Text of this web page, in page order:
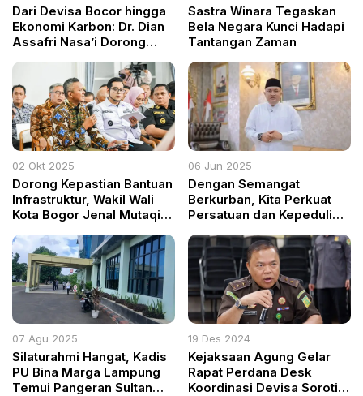
Dari Devisa Bocor hingga
Ekonomi Karbon: Dr. Dian
Assafri Nasa’i Dorong
SDA Berbasis Teknologi
dan Kedaulatan Nasional
Sastra Winara Tegaskan
Bela Negara Kunci Hadapi
Tantangan Zaman
02 Okt 2025
Dorong Kepastian Bantuan
Infrastruktur, Wakil Wali
Kota Bogor Jenal Mutaqin
Saleh Danasasmita Masuk
Skema Bantuan 2026
06 Jun 2025
Dengan Semangat
Berkurban, Kita Perkuat
Persatuan dan Kepedulian
07 Agu 2025
Silaturahmi Hangat, Kadis
PU Bina Marga Lampung
Temui Pangeran Sultan
19 Des 2024
Kejaksaan Agung Gelar
Rapat Perdana Desk
Koordinasi Devisa Soroti